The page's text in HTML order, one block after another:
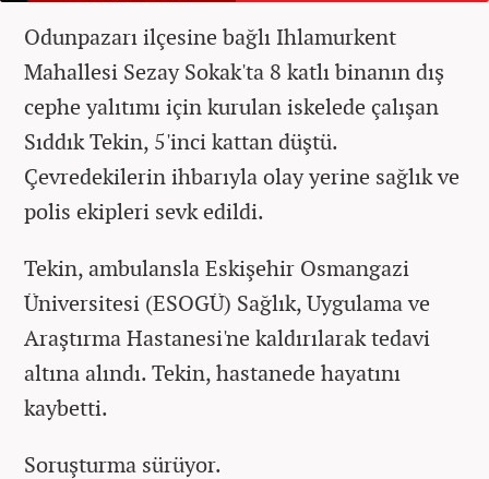
Odunpazarı ilçesine bağlı Ihlamurkent
Mahallesi Sezay Sokak'ta 8 katlı binanın dış
cephe yalıtımı için kurulan iskelede çalışan
Sıddık Tekin, 5'inci kattan düştü.
Çevredekilerin ihbarıyla olay yerine sağlık ve
polis ekipleri sevk edildi.
Tekin, ambulansla Eskişehir Osmangazi
Üniversitesi (ESOGÜ) Sağlık, Uygulama ve
Araştırma Hastanesi'ne kaldırılarak tedavi
altına alındı. Tekin, hastanede hayatını
kaybetti.
Soruşturma sürüyor.